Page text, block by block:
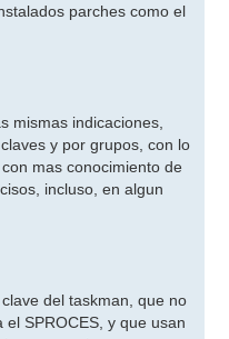
parches como el
mismas indicaciones,
y por grupos, con lo
mas conocimiento de
incluso, en algun
del taskman, que no
SPROCES, y que usan